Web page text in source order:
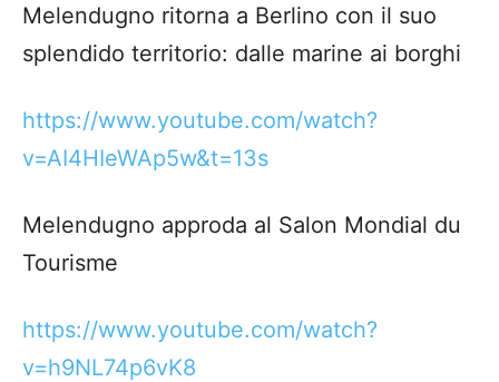
Melendugno ritorna a Berlino con il suo
splendido territorio: dalle marine ai borghi
https://www.youtube.com/watch?
v=AI4HIeWAp5w&t=13s
Melendugno approda al Salon Mondial du
Tourisme
https://www.youtube.com/watch?
v=h9NL74p6vK8